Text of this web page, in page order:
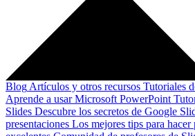
Blog Artículos y otros recursos Tutoriales
Aprende a usar Microsoft PowerPoint
Slides Descubre los secretos de Google
presentaciones Los mejores tips para hacer